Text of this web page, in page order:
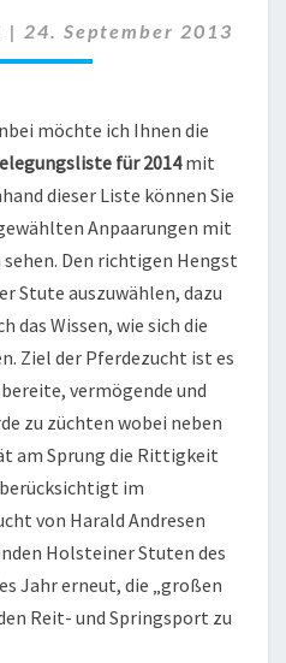
| 24. September 2013
möchte ich Ihnen die
für 2014mit
dieser Liste können Sie
Anpaarungen mit
Den richtigen Hengst
Stute auszuwählen, dazu
das Wissen, wie sich die
Ziel der Pferdezucht ist es
vermögende und
zu züchten wobei neben
am Sprung die Rittigkeit
im
von Harald Andresen
Holsteiner Stuten des
Jahr erneut, die „großen
Reit- und Springsport zu